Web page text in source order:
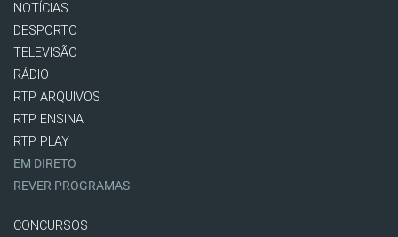
NOTÍCIAS
DESPORTO
TELEVISÃO
RÁDIO
RTP ARQUIVOS
RTP ENSINA
RTP PLAY
EM DIRETO
REVER PROGRAMAS
CONCURSOS